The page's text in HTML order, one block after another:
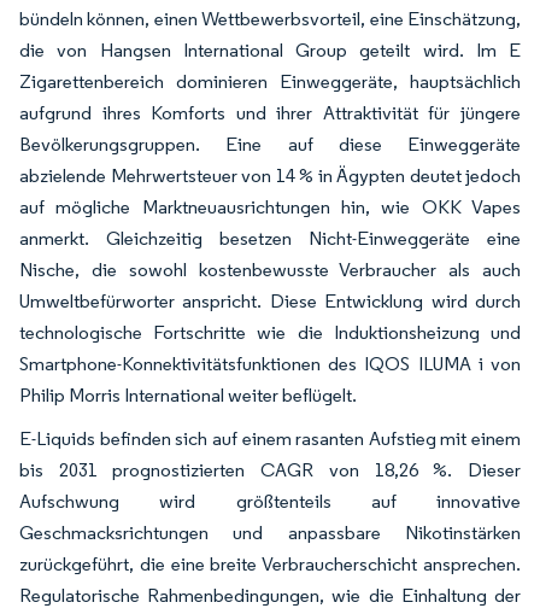
bündeln können, einen Wettbewerbsvorteil, eine Einschätzung,
die von Hangsen International Group geteilt wird. Im E
Zigarettenbereich dominieren Einweggeräte, hauptsächlich
aufgrund ihres Komforts und ihrer Attraktivität für jüngere
Bevölkerungsgruppen. Eine auf diese Einweggeräte
abzielende Mehrwertsteuer von 14 % in Ägypten deutet jedoch
auf mögliche Marktneuausrichtungen hin, wie OKK Vapes
anmerkt. Gleichzeitig besetzen Nicht-Einweggeräte eine
Nische, die sowohl kostenbewusste Verbraucher als auch
Umweltbefürworter anspricht. Diese Entwicklung wird durch
technologische Fortschritte wie die Induktionsheizung und
Smartphone-Konnektivitätsfunktionen des IQOS ILUMA i von
Philip Morris International weiter beflügelt.
E-Liquids befinden sich auf einem rasanten Aufstieg mit einem
bis 2031 prognostizierten CAGR von 18,26 %. Dieser
Aufschwung wird größtenteils auf innovative
Geschmacksrichtungen und anpassbare Nikotinstärken
zurückgeführt, die eine breite Verbraucherschicht ansprechen.
Regulatorische Rahmenbedingungen, wie die Einhaltung der